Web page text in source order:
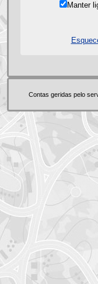
Manter
Contas geridas pelo